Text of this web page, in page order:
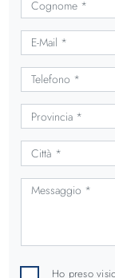
Ho preso